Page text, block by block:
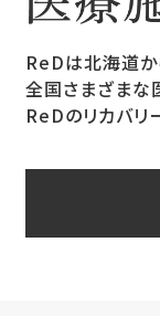
ReDは北海道
全国さまざまな
ReDのリカバリ